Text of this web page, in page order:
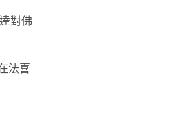
對佛
法喜